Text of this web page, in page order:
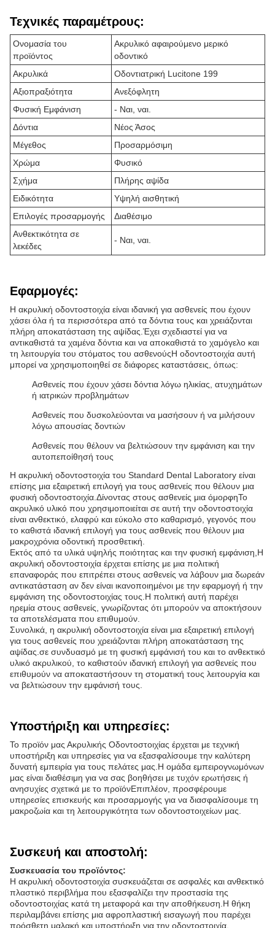
Τεχνικές παραμέτρους:
Ονομασία του
προϊόντος
Ακρυλικό αφαιρούμενο μερικό
οδοντικό
Ακρυλικά
Οδοντιατρική Lucitone 199
Αξιοπραξιότητα
Ανεξόφλητη
Φυσική Εμφάνιση
- Ναι, ναι.
Δόντια
Νέος Άσος
Μέγεθος
Προσαρμόσιμη
Χρώμα
Φυσικό
Σχήμα
Πλήρης αψίδα
Ειδικότητα
Υψηλή αισθητική
Επιλογές προσαρμογής
Διαθέσιμο
Ανθεκτικότητα σε
λεκέδες
- Ναι, ναι.
Εφαρμογές:
Η ακρυλική οδοντοστοιχία είναι ιδανική για ασθενείς που έχουν
χάσει όλα ή τα περισσότερα από τα δόντια τους και χρειάζονται
πλήρη αποκατάσταση της αψίδας.Έχει σχεδιαστεί για να
αντικαθιστά τα χαμένα δόντια και να αποκαθιστά το χαμόγελο και
τη λειτουργία του στόματος του ασθενούςΗ οδοντοστοιχία αυτή
μπορεί να χρησιμοποιηθεί σε διάφορες καταστάσεις, όπως:
Ασθενείς που έχουν χάσει δόντια λόγω ηλικίας, ατυχημάτων
ή ιατρικών προβλημάτων
Ασθενείς που δυσκολεύονται να μασήσουν ή να μιλήσουν
λόγω απουσίας δοντιών
Ασθενείς που θέλουν να βελτιώσουν την εμφάνιση και την
αυτοπεποίθησή τους
Η ακρυλική οδοντοστοιχία του Standard Dental Laboratory είναι
επίσης μια εξαιρετική επιλογή για τους ασθενείς που θέλουν μια
φυσική οδοντοστοιχία.Δίνοντας στους ασθενείς μια όμορφηΤο
ακρυλικό υλικό που χρησιμοποιείται σε αυτή την οδοντοστοιχία
είναι ανθεκτικό, ελαφρύ και εύκολο στο καθαρισμό, γεγονός που
το καθιστά ιδανική επιλογή για τους ασθενείς που θέλουν μια
μακροχρόνια οδοντική προσθετική.
Εκτός από τα υλικά υψηλής ποιότητας και την φυσική εμφάνιση,Η
ακρυλική οδοντοστοιχία έρχεται επίσης με μια πολιτική
επαναφοράς που επιτρέπει στους ασθενείς να λάβουν μια δωρεάν
αντικατάσταση αν δεν είναι ικανοποιημένοι με την εφαρμογή ή την
εμφάνιση της οδοντοστοιχίας τους.Η πολιτική αυτή παρέχει
ηρεμία στους ασθενείς, γνωρίζοντας ότι μπορούν να αποκτήσουν
τα αποτελέσματα που επιθυμούν.
Συνολικά, η ακρυλική οδοντοστοιχία είναι μια εξαιρετική επιλογή
για τους ασθενείς που χρειάζονται πλήρη αποκατάσταση της
αψίδας.σε συνδυασμό με τη φυσική εμφάνισή του και το ανθεκτικό
υλικό ακρυλικού, το καθιστούν ιδανική επιλογή για ασθενείς που
επιθυμούν να αποκαταστήσουν τη στοματική τους λειτουργία και
να βελτιώσουν την εμφάνισή τους.
Υποστήριξη και υπηρεσίες:
Το προϊόν μας Ακρυλικής Οδοντοστοιχίας έρχεται με τεχνική
υποστήριξη και υπηρεσίες για να εξασφαλίσουμε την καλύτερη
δυνατή εμπειρία για τους πελάτες μας.Η ομάδα εμπειρογνωμόνων
μας είναι διαθέσιμη για να σας βοηθήσει με τυχόν ερωτήσεις ή
ανησυχίες σχετικά με το προϊόνΕπιπλέον, προσφέρουμε
υπηρεσίες επισκευής και προσαρμογής για να διασφαλίσουμε τη
μακροζωία και τη λειτουργικότητα των οδοντοστοιχείων μας.
Συσκευή και αποστολή:
Συσκευασία του προϊόντος:
Η ακρυλική οδοντοστοιχία συσκευάζεται σε ασφαλές και ανθεκτικό
πλαστικό περιβλήμα που εξασφαλίζει την προστασία της
οδοντοστοιχίας κατά τη μεταφορά και την αποθήκευση.Η θήκη
περιλαμβάνει επίσης μια αφροπλαστική εισαγωγή που παρέχει
πρόσθετη μαλακή και υποστήριξη για την οδοντοστοιχία.